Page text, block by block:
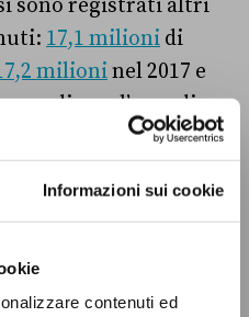
Informazioni sui cookie
contenuti ed
17,1 milioni di
milioninel 2017 e
prendiamo l’arco di
è di circa il 20 per